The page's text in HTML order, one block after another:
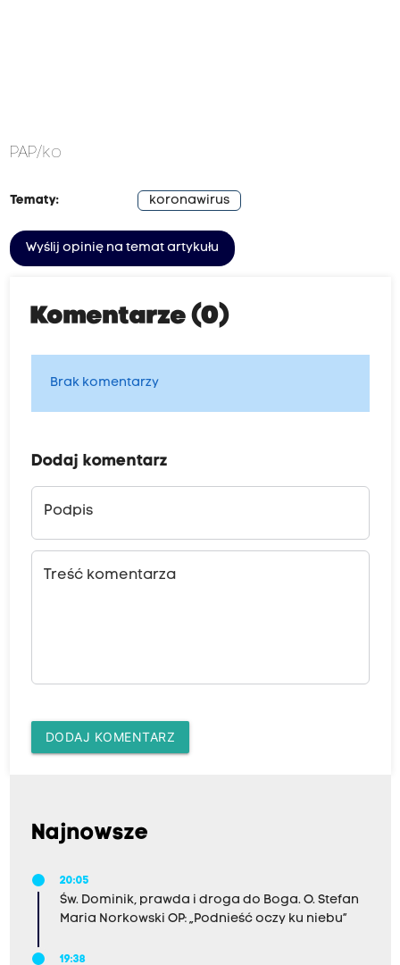
PAP/ko
Tematy: koronawirus
Wyślij opinię na temat artykułu
Komentarze (0)
Brak komentarzy
Dodaj komentarz
Podpis
Treść komentarza
DODAJ KOMENTARZ
Najnowsze
20:05
Św. Dominik, prawda i droga do Boga. O. Stefan
Maria Norkowski OP: „Podnieść oczy ku niebu”
19:38